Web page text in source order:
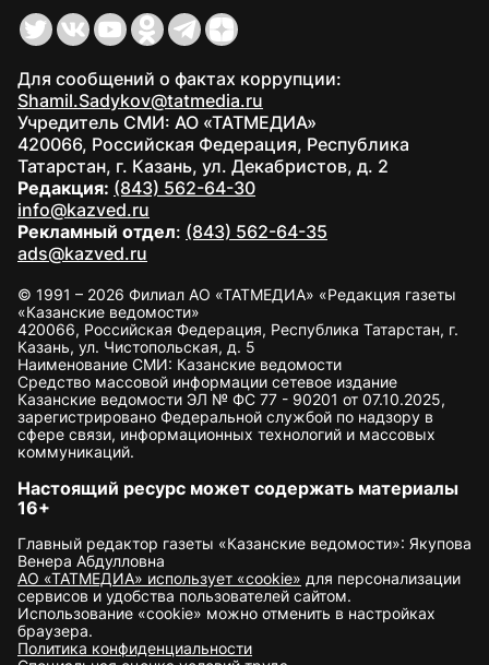
Для сообщений о фактах коррупции:
Shamil.Sadykov@tatmedia.ru
Учредитель СМИ: АО «ТАТМЕДИА»
420066, Российская Федерация, Республика
Татарстан, г. Казань, ул. Декабристов, д. 2
Редакция: (843) 562-64-30
info@kazved.ru
Рекламный отдел: (843) 562-64-35
ads@kazved.ru
© 1991 – 2026 Филиал АО «ТАТМЕДИА» «Редакция газеты
«Казанские ведомости»
420066, Российская Федерация, Республика Татарстан, г.
Казань, ул. Чистопольская, д. 5
Наименование СМИ: Казанские ведомости
Средство массовой информации сетевое издание
Казанские ведомости ЭЛ № ФС 77 - 90201 от 07.10.2025,
зарегистрировано Федеральной службой по надзору в
сфере связи, информационных технологий и массовых
коммуникаций.
Настоящий ресурс может содержать материалы
16+
Главный редактор газеты «Казанские ведомости»: Якупова
Венера Абдулловна
АО «ТАТМЕДИА» использует «cookie» для персонализации
сервисов и удобства пользователей сайтом.
Использование «cookie» можно отменить в настройках
браузера.
Политика конфиденциальности